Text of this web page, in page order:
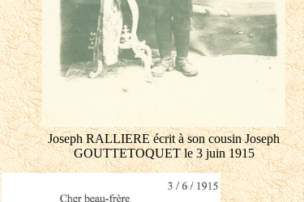
Joseph RALLIERE écrit à son cousin Joseph
GOUTTETOQUET le 3 juin 1915